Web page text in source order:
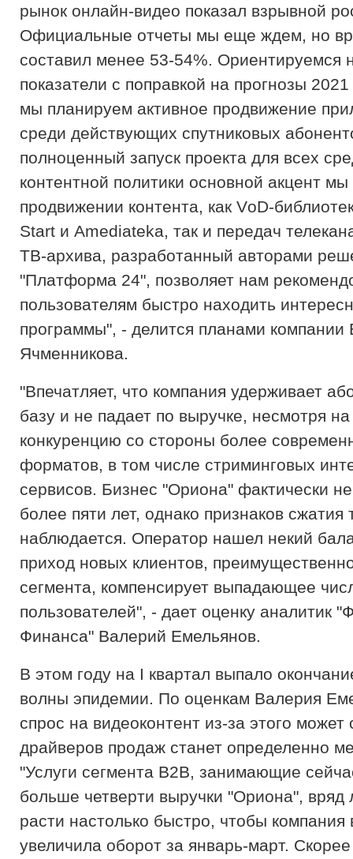
рынок онлайн-видео показал взрывной
Официальные отчеты мы еще ждем, но
составил менее 53-54%. Ориентируемся
показатели с поправкой на прогнозы 2021
мы планируем активное продвижение
среди действующих спутниковых
полноценный запуск проекта для всех
контентной политики основной акцент
продвижении контента, как VоD-
Start и Amediateka, так и передач
ТВ-архива, разработанный авторами
"Платформа 24", позволяет нам
пользователям быстро находить
программы", - делится планами компании
Ячменникова.
"Впечатляет, что компания удерживает
базу и не падает по выручке, несмотря
конкуренцию со стороны более
форматов, в том числе стриминговых
сервисов. Бизнес "Ориона" фактически
более пяти лет, однако признаков сжатия
наблюдается. Оператор нашел некий
приход новых клиентов,
сегмента, компенсирует выпадающее
пользователей", - дает оценку аналитик
Финанса" Валерий Емельянов.
В этом году на I квартал выпало
волны эпидемии. По оценкам Валерия
спрос на видеоконтент из-за этого может
драйверов продаж станет определенно
"Услуги сегмента В2В, занимающие
больше четверти выручки "Ориона", вряд
расти настолько быстро, чтобы компания
увеличила оборот за январь-март. Скорее